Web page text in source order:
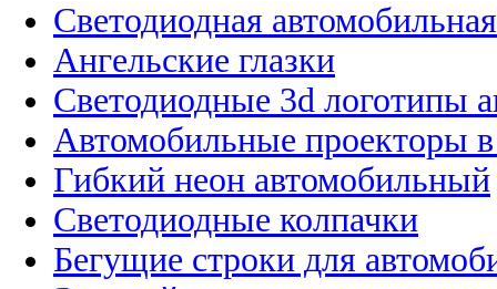
Светодиодная
Ангельские глазки
Светодиодные 3d логотипы
Автомобильные проекторы
Гибкий неон автомобильный
Светодиодные колпачки
Бегущие строки для